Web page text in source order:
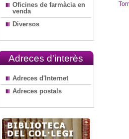
Oficines de farmàcia en
venda
Diversos
Adreces d'interès
Adreces d'Internet
Adreces postals